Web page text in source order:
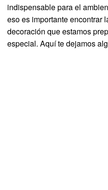
indispensable para el
eso es importante encontrar
decoración que estamos
especial. Aquí te dejamos